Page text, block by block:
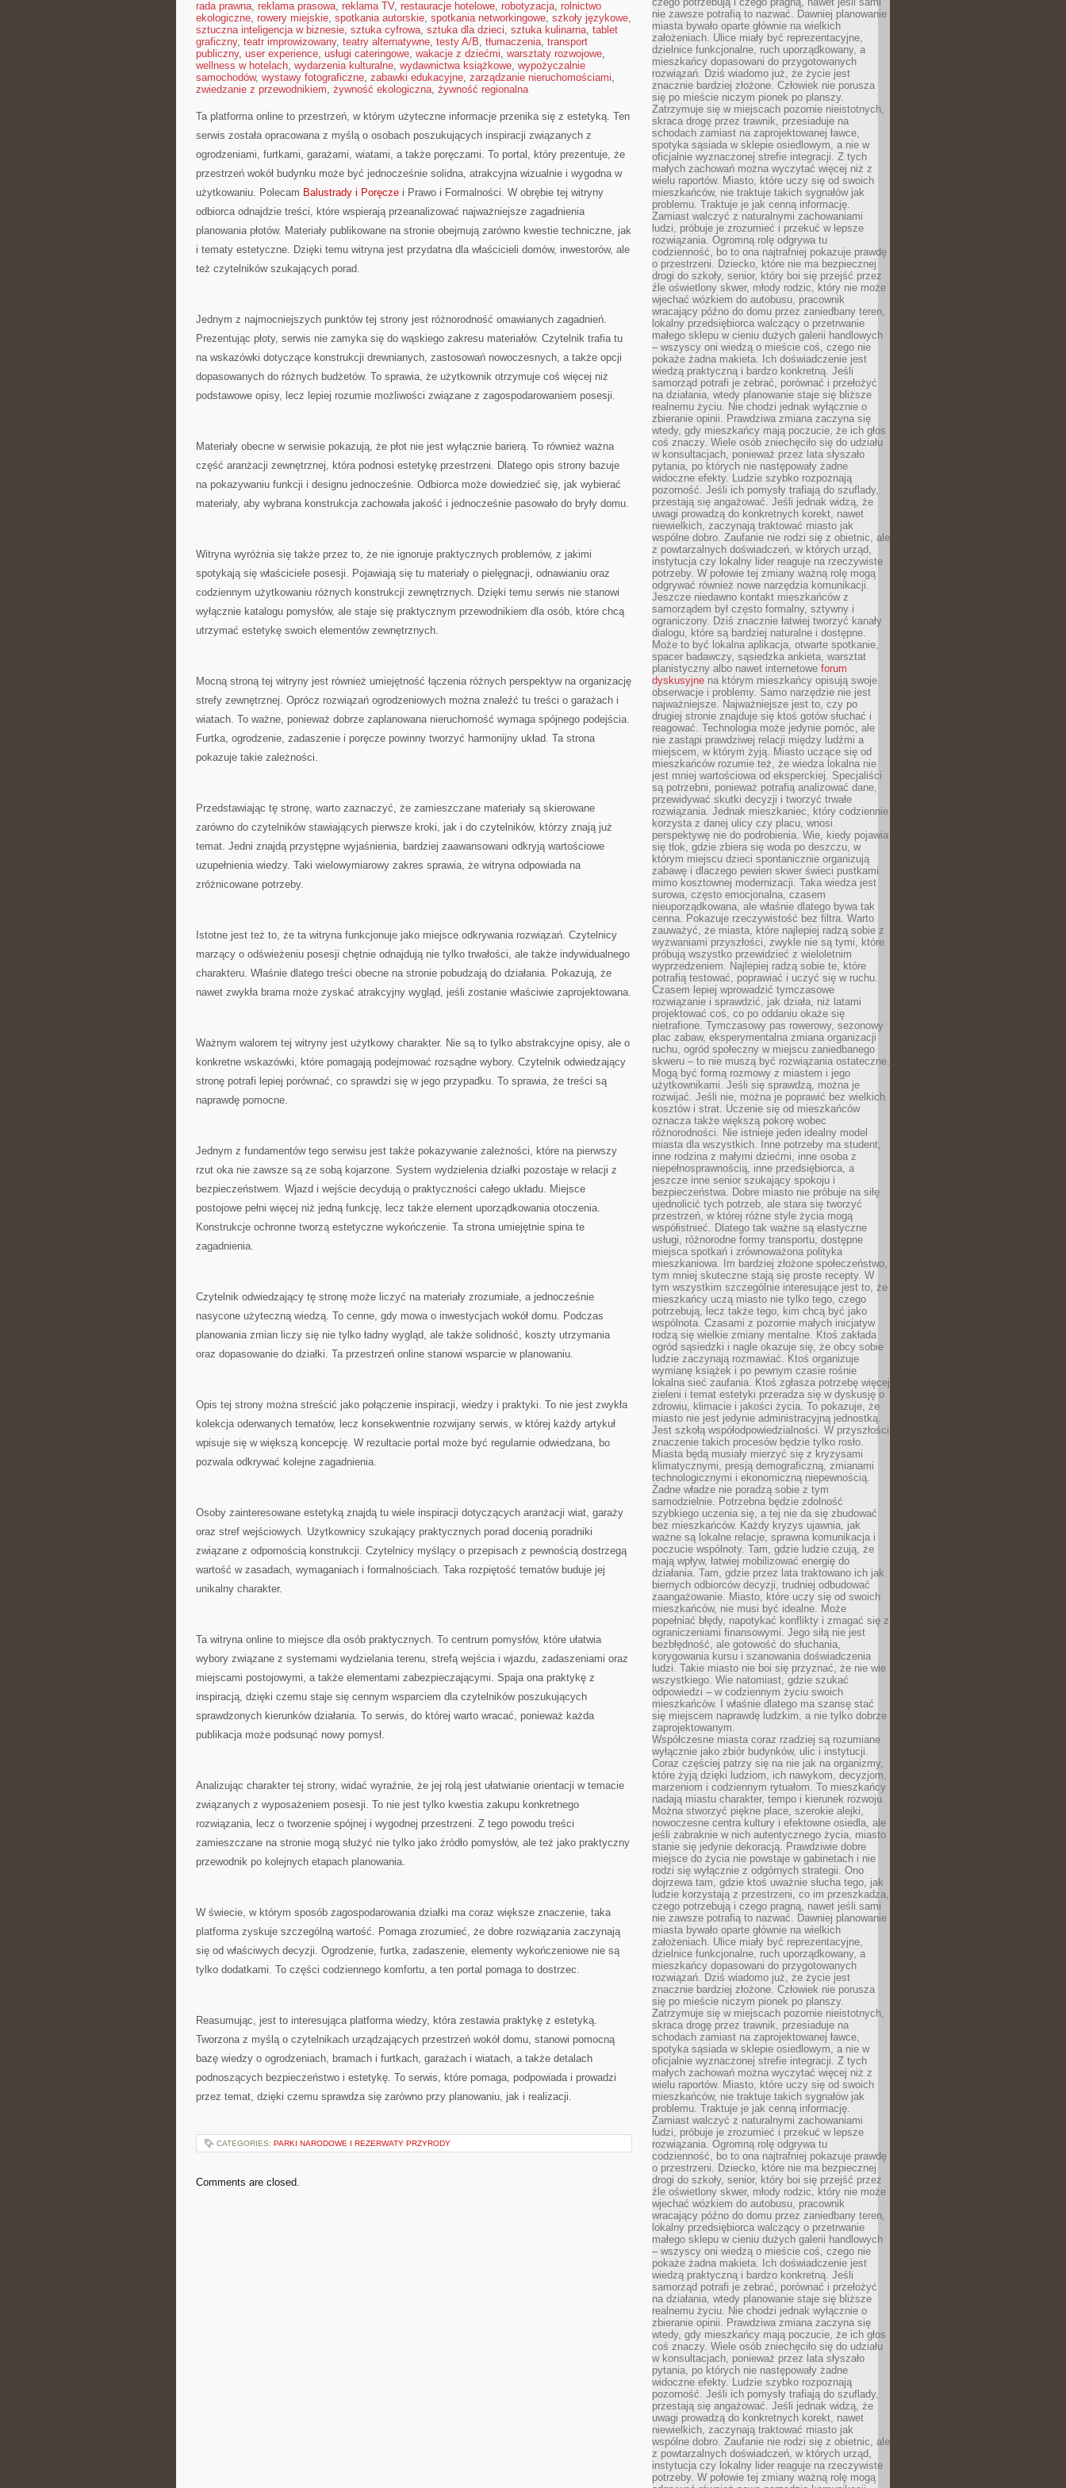
rada prawna, reklama prasowa, reklama TV, restauracje hotelowe, robotyzacja, rolnictwo
ekologiczne, rowery miejskie, spotkania autorskie, spotkania networkingowe, szkoły językowe,
sztuczna inteligencja w biznesie, sztuka cyfrowa, sztuka dla dzieci, sztuka kulinarna, tablet
graficzny, teatr improwizowany, teatry alternatywne, testy A/B, tłumaczenia, transport
publiczny, user experience, usługi cateringowe, wakacje z dziećmi, warsztaty rozwojowe,
wellness w hotelach, wydarzenia kulturalne, wydawnictwa książkowe, wypożyczalnie
samochodów, wystawy fotograficzne, zabawki edukacyjne, zarządzanie nieruchomościami,
zwiedzanie z przewodnikiem, żywność ekologiczna, żywność regionalna
Ta platforma online to przestrzeń, w którym użyteczne informacje przenika się z estetyką. Ten
serwis została opracowana z myślą o osobach poszukujących inspiracji związanych z
ogrodzeniami, furtkami, garażami, wiatami, a także poręczami. To portal, który prezentuje, że
przestrzeń wokół budynku może być jednocześnie solidna, atrakcyjna wizualnie i wygodna w
użytkowaniu. Polecam Balustrady i Poręcze i Prawo i Formalności. W obrębie tej witryny
odbiorca odnajdzie treści, które wspierają przeanalizować najważniejsze zagadnienia
planowania płotów. Materiały publikowane na stronie obejmują zarówno kwestie techniczne, jak
i tematy estetyczne. Dzięki temu witryna jest przydatna dla właścicieli domów, inwestorów, ale
też czytelników szukających porad.
Jednym z najmocniejszych punktów tej strony jest różnorodność omawianych zagadnień.
Prezentując płoty, serwis nie zamyka się do wąskiego zakresu materiałów. Czytelnik trafia tu
na wskazówki dotyczące konstrukcji drewnianych, zastosowań nowoczesnych, a także opcji
dopasowanych do różnych budżetów. To sprawia, że użytkownik otrzymuje coś więcej niż
podstawowe opisy, lecz lepiej rozumie możliwości związane z zagospodarowaniem posesji.
Materiały obecne w serwisie pokazują, że płot nie jest wyłącznie barierą. To również ważna
część aranżacji zewnętrznej, która podnosi estetykę przestrzeni. Dlatego opis strony bazuje
na pokazywaniu funkcji i designu jednocześnie. Odbiorca może dowiedzieć się, jak wybierać
materiały, aby wybrana konstrukcja zachowała jakość i jednocześnie pasowało do bryły domu.
Witryna wyróżnia się także przez to, że nie ignoruje praktycznych problemów, z jakimi
spotykają się właściciele posesji. Pojawiają się tu materiały o pielęgnacji, odnawianiu oraz
codziennym użytkowaniu różnych konstrukcji zewnętrznych. Dzięki temu serwis nie stanowi
wyłącznie katalogu pomysłów, ale staje się praktycznym przewodnikiem dla osób, które chcą
utrzymać estetykę swoich elementów zewnętrznych.
Mocną stroną tej witryny jest również umiejętność łączenia różnych perspektyw na organizację
strefy zewnętrznej. Oprócz rozwiązań ogrodzeniowych można znaleźć tu treści o garażach i
wiatach. To ważne, ponieważ dobrze zaplanowana nieruchomość wymaga spójnego podejścia.
Furtka, ogrodzenie, zadaszenie i poręcze powinny tworzyć harmonijny układ. Ta strona
pokazuje takie zależności.
Przedstawiając tę stronę, warto zaznaczyć, że zamieszczane materiały są skierowane
zarówno do czytelników stawiających pierwsze kroki, jak i do czytelników, którzy znają już
temat. Jedni znajdą przystępne wyjaśnienia, bardziej zaawansowani odkryją wartościowe
uzupełnienia wiedzy. Taki wielowymiarowy zakres sprawia, że witryna odpowiada na
zróżnicowane potrzeby.
Istotne jest też to, że ta witryna funkcjonuje jako miejsce odkrywania rozwiązań. Czytelnicy
marzący o odświeżeniu posesji chętnie odnajdują nie tylko trwałości, ale także indywidualnego
charakteru. Właśnie dlatego treści obecne na stronie pobudzają do działania. Pokazują, że
nawet zwykła brama może zyskać atrakcyjny wygląd, jeśli zostanie właściwie zaprojektowana.
Ważnym walorem tej witryny jest użytkowy charakter. Nie są to tylko abstrakcyjne opisy, ale o
konkretne wskazówki, które pomagają podejmować rozsądne wybory. Czytelnik odwiedzający
stronę potrafi lepiej porównać, co sprawdzi się w jego przypadku. To sprawia, że treści są
naprawdę pomocne.
Jednym z fundamentów tego serwisu jest także pokazywanie zależności, które na pierwszy
rzut oka nie zawsze są ze sobą kojarzone. System wydzielenia działki pozostaje w relacji z
bezpieczeństwem. Wjazd i wejście decydują o praktyczności całego układu. Miejsce
postojowe pełni więcej niż jedną funkcję, lecz także element uporządkowania otoczenia.
Konstrukcje ochronne tworzą estetyczne wykończenie. Ta strona umiejętnie spina te
zagadnienia.
Czytelnik odwiedzający tę stronę może liczyć na materiały zrozumiałe, a jednocześnie
nasycone użyteczną wiedzą. To cenne, gdy mowa o inwestycjach wokół domu. Podczas
planowania zmian liczy się nie tylko ładny wygląd, ale także solidność, koszty utrzymania
oraz dopasowanie do działki. Ta przestrzeń online stanowi wsparcie w planowaniu.
Opis tej strony można streścić jako połączenie inspiracji, wiedzy i praktyki. To nie jest zwykła
kolekcja oderwanych tematów, lecz konsekwentnie rozwijany serwis, w której każdy artykuł
wpisuje się w większą koncepcję. W rezultacie portal może być regularnie odwiedzana, bo
pozwala odkrywać kolejne zagadnienia.
Osoby zainteresowane estetyką znajdą tu wiele inspiracji dotyczących aranżacji wiat, garaży
oraz stref wejściowych. Użytkownicy szukający praktycznych porad docenią poradniki
związane z odpornością konstrukcji. Czytelnicy myślący o przepisach z pewnością dostrzegą
wartość w zasadach, wymaganiach i formalnościach. Taka rozpiętość tematów buduje jej
unikalny charakter.
Ta witryna online to miejsce dla osób praktycznych. To centrum pomysłów, które ułatwia
wybory związane z systemami wydzielania terenu, strefą wejścia i wjazdu, zadaszeniami oraz
miejscami postojowymi, a także elementami zabezpieczającymi. Spaja ona praktykę z
inspiracją, dzięki czemu staje się cennym wsparciem dla czytelników poszukujących
sprawdzonych kierunków działania. To serwis, do której warto wracać, ponieważ każda
publikacja może podsunąć nowy pomysł.
Analizując charakter tej strony, widać wyraźnie, że jej rolą jest ułatwianie orientacji w temacie
związanych z wyposażeniem posesji. To nie jest tylko kwestia zakupu konkretnego
rozwiązania, lecz o tworzenie spójnej i wygodnej przestrzeni. Z tego powodu treści
zamieszczane na stronie mogą służyć nie tylko jako źródło pomysłów, ale też jako praktyczny
przewodnik po kolejnych etapach planowania.
W świecie, w którym sposób zagospodarowania działki ma coraz większe znaczenie, taka
platforma zyskuje szczególną wartość. Pomaga zrozumieć, że dobre rozwiązania zaczynają
się od właściwych decyzji. Ogrodzenie, furtka, zadaszenie, elementy wykończeniowe nie są
tylko dodatkami. To części codziennego komfortu, a ten portal pomaga to dostrzec.
Reasumując, jest to interesująca platforma wiedzy, która zestawia praktykę z estetyką.
Tworzona z myślą o czytelnikach urządzających przestrzeń wokół domu, stanowi pomocną
bazę wiedzy o ogrodzeniach, bramach i furtkach, garażach i wiatach, a także detalach
podnoszących bezpieczeństwo i estetykę. To serwis, które pomaga, podpowiada i prowadzi
przez temat, dzięki czemu sprawdza się zarówno przy planowaniu, jak i realizacji.
CATEGORIES: PARKI NARODOWE I REZERWATY PRZYRODY
Comments are closed.
nie zawsze potrafią to nazwać. Dawniej planowanie
miasta bywało oparte głównie na wielkich
założeniach. Ulice miały być reprezentacyjne,
dzielnice funkcjonalne, ruch uporządkowany, a
mieszkańcy dopasowani do przygotowanych
rozwiązań. Dziś wiadomo już, że życie jest
znacznie bardziej złożone. Człowiek nie porusza
się po mieście niczym pionek po planszy.
Zatrzymuje się w miejscach pozornie nieistotnych,
skraca drogę przez trawnik, przesiaduje na
schodach zamiast na zaprojektowanej ławce,
spotyka sąsiada w sklepie osiedlowym, a nie w
oficjalnie wyznaczonej strefie integracji. Z tych
małych zachowań można wyczytać więcej niż z
wielu raportów. Miasto, które uczy się od swoich
mieszkańców, nie traktuje takich sygnałów jak
problemu. Traktuje je jak cenną informację.
Zamiast walczyć z naturalnymi zachowaniami
ludzi, próbuje je zrozumieć i przekuć w lepsze
rozwiązania. Ogromną rolę odgrywa tu
codzienność, bo to ona najtrafniej pokazuje prawdę
o przestrzeni. Dziecko, które nie ma bezpiecznej
drogi do szkoły, senior, który boi się przejść przez
źle oświetlony skwer, młody rodzic, który nie może
wjechać wózkiem do autobusu, pracownik
wracający późno do domu przez zaniedbany teren,
lokalny przedsiębiorca walczący o przetrwanie
małego sklepu w cieniu dużych galerii handlowych
– wszyscy oni wiedzą o mieście coś, czego nie
pokaże żadna makieta. Ich doświadczenie jest
wiedzą praktyczną i bardzo konkretną. Jeśli
samorząd potrafi je zebrać, porównać i przełożyć
na działania, wtedy planowanie staje się bliższe
realnemu życiu. Nie chodzi jednak wyłącznie o
zbieranie opinii. Prawdziwa zmiana zaczyna się
wtedy, gdy mieszkańcy mają poczucie, że ich głos
coś znaczy. Wiele osób zniechęciło się do udziału
w konsultacjach, ponieważ przez lata słyszało
pytania, po których nie następowały żadne
widoczne efekty. Ludzie szybko rozpoznają
pozorność. Jeśli ich pomysły trafiają do szuflady,
przestają się angażować. Jeśli jednak widzą, że
uwagi prowadzą do konkretnych korekt, nawet
niewielkich, zaczynają traktować miasto jak
wspólne dobro. Zaufanie nie rodzi się z obietnic, ale
z powtarzalnych doświadczeń, w których urząd,
instytucja czy lokalny lider reaguje na rzeczywiste
potrzeby. W połowie tej zmiany ważną rolę mogą
odgrywać również nowe narzędzia komunikacji.
Jeszcze niedawno kontakt mieszkańców z
samorządem był często formalny, sztywny i
ograniczony. Dziś znacznie łatwiej tworzyć kanały
dialogu, które są bardziej naturalne i dostępne.
Może to być lokalna aplikacja, otwarte spotkanie,
spacer badawczy, sąsiedzka ankieta, warsztat
planistyczny albo nawet internetowe forum
dyskusyjne na którym mieszkańcy opisują swoje
obserwacje i problemy. Samo narzędzie nie jest
najważniejsze. Najważniejsze jest to, czy po
drugiej stronie znajduje się ktoś gotów słuchać i
reagować. Technologia może jedynie pomóc, ale
nie zastąpi prawdziwej relacji między ludźmi a
miejscem, w którym żyją. Miasto uczące się od
mieszkańców rozumie też, że wiedza lokalna nie
jest mniej wartościowa od eksperckiej. Specjaliści
są potrzebni, ponieważ potrafią analizować dane,
przewidywać skutki decyzji i tworzyć trwałe
rozwiązania. Jednak mieszkaniec, który codziennie
korzysta z danej ulicy czy placu, wnosi
perspektywę nie do podrobienia. Wie, kiedy pojawia
się tłok, gdzie zbiera się woda po deszczu, w
którym miejscu dzieci spontanicznie organizują
zabawę i dlaczego pewien skwer świeci pustkami
mimo kosztownej modernizacji. Taka wiedza jest
surowa, często emocjonalna, czasem
nieuporządkowana, ale właśnie dlatego bywa tak
cenna. Pokazuje rzeczywistość bez filtra. Warto
zauważyć, że miasta, które najlepiej radzą sobie z
wyzwaniami przyszłości, zwykle nie są tymi, które
próbują wszystko przewidzieć z wieloletnim
wyprzedzeniem. Najlepiej radzą sobie te, które
potrafią testować, poprawiać i uczyć się w ruchu.
Czasem lepiej wprowadzić tymczasowe
rozwiązanie i sprawdzić, jak działa, niż latami
projektować coś, co po oddaniu okaże się
nietrafione. Tymczasowy pas rowerowy, sezonowy
plac zabaw, eksperymentalna zmiana organizacji
ruchu, ogród społeczny w miejscu zaniedbanego
skweru – to nie muszą być rozwiązania ostateczne.
Mogą być formą rozmowy z miastem i jego
użytkownikami. Jeśli się sprawdzą, można je
rozwijać. Jeśli nie, można je poprawić bez wielkich
kosztów i strat. Uczenie się od mieszkańców
oznacza także większą pokorę wobec
różnorodności. Nie istnieje jeden idealny model
miasta dla wszystkich. Inne potrzeby ma student,
inne rodzina z małymi dziećmi, inne osoba z
niepełnosprawnością, inne przedsiębiorca, a
jeszcze inne senior szukający spokoju i
bezpieczeństwa. Dobre miasto nie próbuje na siłę
ujednolicić tych potrzeb, ale stara się tworzyć
przestrzeń, w której różne style życia mogą
współistnieć. Dlatego tak ważne są elastyczne
usługi, różnorodne formy transportu, dostępne
miejsca spotkań i zrównoważona polityka
mieszkaniowa. Im bardziej złożone społeczeństwo,
tym mniej skuteczne stają się proste recepty. W
tym wszystkim szczególnie interesujące jest to, że
mieszkańcy uczą miasto nie tylko tego, czego
potrzebują, lecz także tego, kim chcą być jako
wspólnota. Czasami z pozornie małych inicjatyw
rodzą się wielkie zmiany mentalne. Ktoś zakłada
ogród sąsiedzki i nagle okazuje się, że obcy sobie
ludzie zaczynają rozmawiać. Ktoś organizuje
wymianę książek i po pewnym czasie rośnie
lokalna sieć zaufania. Ktoś zgłasza potrzebę więcej
zieleni i temat estetyki przeradza się w dyskusję o
zdrowiu, klimacie i jakości życia. To pokazuje, że
miasto nie jest jedynie administracyjną jednostką.
Jest szkołą współodpowiedzialności. W przyszłości
znaczenie takich procesów będzie tylko rosło.
Miasta będą musiały mierzyć się z kryzysami
klimatycznymi, presją demograficzną, zmianami
technologicznymi i ekonomiczną niepewnością.
Żadne władze nie poradzą sobie z tym
samodzielnie. Potrzebna będzie zdolność
szybkiego uczenia się, a tej nie da się zbudować
bez mieszkańców. Każdy kryzys ujawnia, jak
ważne są lokalne relacje, sprawna komunikacja i
poczucie wspólnoty. Tam, gdzie ludzie czują, że
mają wpływ, łatwiej mobilizować energię do
działania. Tam, gdzie przez lata traktowano ich jak
biernych odbiorców decyzji, trudniej odbudować
zaangażowanie. Miasto, które uczy się od swoich
mieszkańców, nie musi być idealne. Może
popełniać błędy, napotykać konflikty i zmagać się z
ograniczeniami finansowymi. Jego siłą nie jest
bezbłędność, ale gotowość do słuchania,
korygowania kursu i szanowania doświadczenia
ludzi. Takie miasto nie boi się przyznać, że nie wie
wszystkiego. Wie natomiast, gdzie szukać
odpowiedzi – w codziennym życiu swoich
mieszkańców. I właśnie dlatego ma szansę stać
się miejscem naprawdę ludzkim, a nie tylko dobrze
zaprojektowanym.
Współczesne miasta coraz rzadziej są rozumiane
wyłącznie jako zbiór budynków, ulic i instytucji.
Coraz częściej patrzy się na nie jak na organizmy,
które żyją dzięki ludziom, ich nawykom, decyzjom,
marzeniom i codziennym rytuałom. To mieszkańcy
nadają miastu charakter, tempo i kierunek rozwoju.
Można stworzyć piękne place, szerokie alejki,
nowoczesne centra kultury i efektowne osiedla, ale
jeśli zabraknie w nich autentycznego życia, miasto
stanie się jedynie dekoracją. Prawdziwie dobre
miejsce do życia nie powstaje w gabinetach i nie
rodzi się wyłącznie z odgórnych strategii. Ono
dojrzewa tam, gdzie ktoś uważnie słucha tego, jak
ludzie korzystają z przestrzeni, co im przeszkadza,
czego potrzebują i czego pragną, nawet jeśli sami
nie zawsze potrafią to nazwać. Dawniej planowanie
miasta bywało oparte głównie na wielkich
założeniach. Ulice miały być reprezentacyjne,
dzielnice funkcjonalne, ruch uporządkowany, a
mieszkańcy dopasowani do przygotowanych
rozwiązań. Dziś wiadomo już, że życie jest
znacznie bardziej złożone. Człowiek nie porusza
się po mieście niczym pionek po planszy.
Zatrzymuje się w miejscach pozornie nieistotnych,
skraca drogę przez trawnik, przesiaduje na
schodach zamiast na zaprojektowanej ławce,
spotyka sąsiada w sklepie osiedlowym, a nie w
oficjalnie wyznaczonej strefie integracji. Z tych
małych zachowań można wyczytać więcej niż z
wielu raportów. Miasto, które uczy się od swoich
mieszkańców, nie traktuje takich sygnałów jak
problemu. Traktuje je jak cenną informację.
Zamiast walczyć z naturalnymi zachowaniami
ludzi, próbuje je zrozumieć i przekuć w lepsze
rozwiązania. Ogromną rolę odgrywa tu
codzienność, bo to ona najtrafniej pokazuje prawdę
o przestrzeni. Dziecko, które nie ma bezpiecznej
drogi do szkoły, senior, który boi się przejść przez
źle oświetlony skwer, młody rodzic, który nie może
wjechać wózkiem do autobusu, pracownik
wracający późno do domu przez zaniedbany teren,
lokalny przedsiębiorca walczący o przetrwanie
małego sklepu w cieniu dużych galerii handlowych
– wszyscy oni wiedzą o mieście coś, czego nie
pokaże żadna makieta. Ich doświadczenie jest
wiedzą praktyczną i bardzo konkretną. Jeśli
samorząd potrafi je zebrać, porównać i przełożyć
na działania, wtedy planowanie staje się bliższe
realnemu życiu. Nie chodzi jednak wyłącznie o
zbieranie opinii. Prawdziwa zmiana zaczyna się
wtedy, gdy mieszkańcy mają poczucie, że ich głos
coś znaczy. Wiele osób zniechęciło się do udziału
w konsultacjach, ponieważ przez lata słyszało
pytania, po których nie następowały żadne
widoczne efekty. Ludzie szybko rozpoznają
pozorność. Jeśli ich pomysły trafiają do szuflady,
przestają się angażować. Jeśli jednak widzą, że
uwagi prowadzą do konkretnych korekt, nawet
niewielkich, zaczynają traktować miasto jak
wspólne dobro. Zaufanie nie rodzi się z obietnic, ale
z powtarzalnych doświadczeń, w których urząd,
instytucja czy lokalny lider reaguje na rzeczywiste
potrzeby. W połowie tej zmiany ważną rolę mogą